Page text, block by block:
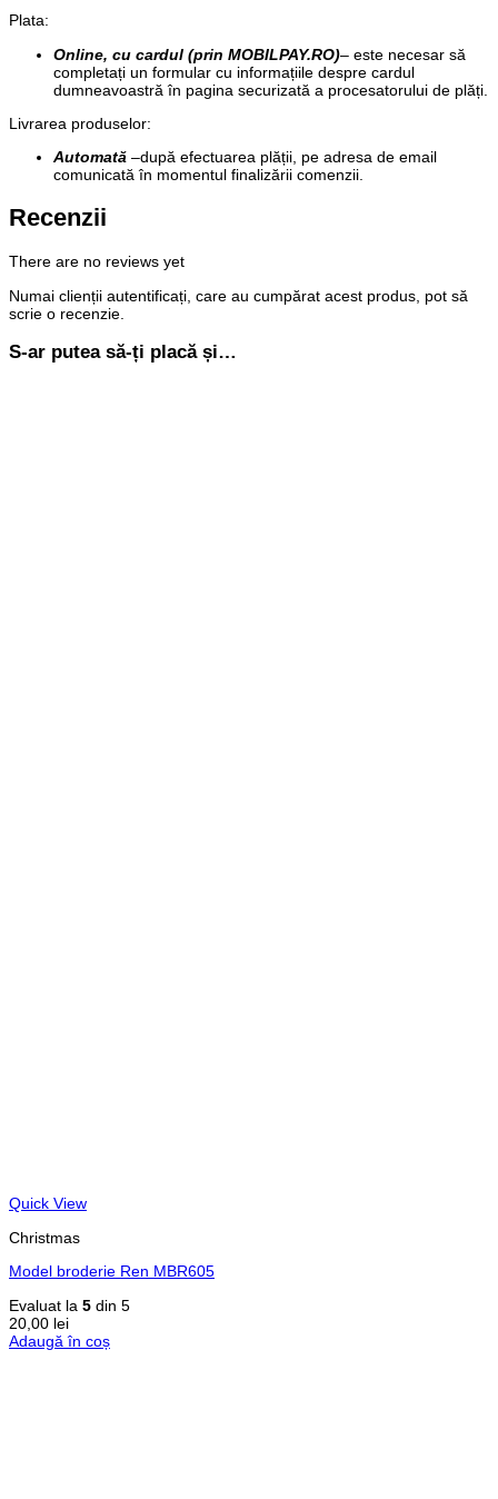
Plata:
Online, cu cardul (prin MOBILPAY.RO)– este necesar să
completați un formular cu informațiile despre cardul
dumneavoastră în pagina securizată a procesatorului de plăți.
Livrarea produselor:
Automată –după efectuarea plății, pe adresa de email
comunicată în momentul finalizării comenzii.
Recenzii
There are no reviews yet
Numai clienții autentificați, care au cumpărat acest produs, pot să
scrie o recenzie.
S-ar putea să-ți placă și…
Quick View
Christmas
Model broderie Ren MBR605
Evaluat la 5 din 5
20,00 lei
Adaugă în coș